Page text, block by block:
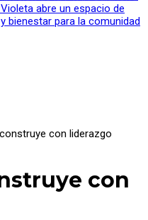
abre un espacio de
bienestar para la comunidad
con liderazgo
con